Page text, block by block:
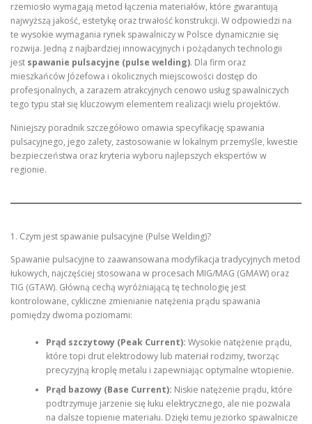
rzemiosło wymagają metod łączenia materiałów, które gwarantują
najwyższą jakość, estetykę oraz trwałość konstrukcji. W odpowiedzi na
te wysokie wymagania rynek spawalniczy w Polsce dynamicznie się
rozwija. Jedną z najbardziej innowacyjnych i pożądanych technologii
jest spawanie pulsacyjne (pulse welding). Dla firm oraz
mieszkańców Józefowa i okolicznych miejscowości dostęp do
profesjonalnych, a zarazem atrakcyjnych cenowo usług spawalniczych
tego typu stał się kluczowym elementem realizacji wielu projektów.
Niniejszy poradnik szczegółowo omawia specyfikację spawania
pulsacyjnego, jego zalety, zastosowanie w lokalnym przemyśle, kwestie
bezpieczeństwa oraz kryteria wyboru najlepszych ekspertów w
regionie.
1. Czym jest spawanie pulsacyjne (Pulse Welding)?
Spawanie pulsacyjne to zaawansowana modyfikacja tradycyjnych metod
łukowych, najczęściej stosowana w procesach MIG/MAG (GMAW) oraz
TIG (GTAW). Główną cechą wyróżniającą tę technologię jest
kontrolowane, cykliczne zmienianie natężenia prądu spawania
pomiędzy dwoma poziomami:
Prąd szczytowy (Peak Current): Wysokie natężenie prądu,
które topi drut elektrodowy lub materiał rodzimy, tworząc
precyzyjną kroplę metalu i zapewniając optymalne wtopienie.
Prąd bazowy (Base Current): Niskie natężenie prądu, które
podtrzymuje jarzenie się łuku elektrycznego, ale nie pozwala
na dalsze topienie materiału. Dzięki temu jeziorko spawalnicze